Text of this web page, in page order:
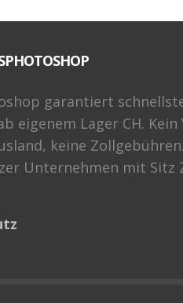
garantiert
eigenem Lager CH. Kein
keine Zollgebühren.
Unternehmen mit Sitz